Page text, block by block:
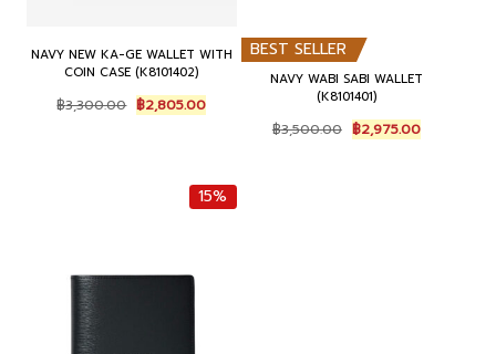
NAVY NEW KA-GE WALLET WITH
COIN CASE (K8101402)
฿3,300.00 Original
price
฿2,805.00Current
price
BEST SELLER
NAVY WABI SABI WALLET
(K8101401)
฿3,500.00 Original
price
฿2,975.00Current
price
15%